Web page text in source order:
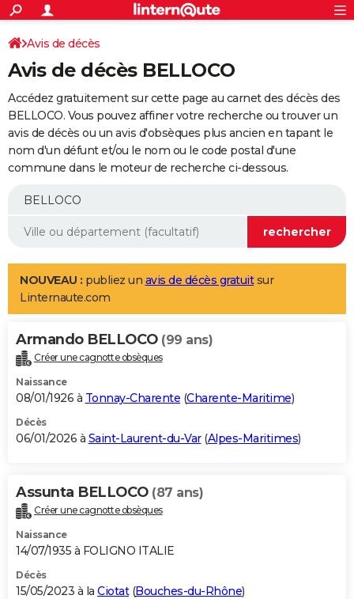
ACTUALITÉS
Politique
Société
Faits Divers
Education
Monde
Villes
+
SPORT
Coupe du monde 2026
Football
Tennis
Cyclisme
Rugby
Forum
Programme TV
TNT
Streaming
Cinéma
Sorties cinéma
Musique
+
FINANCE
Retraite
Epargne
Immobilier
Risques naturels par ville
Banque
Assurance
AUTO
Essais
Réserver un essai
Citadines
Berlines
SUV
Forum auto
+
Mobiles
Meilleur smartphone
Internet
Ordinateurs
Jeux vidéo
Guide high-tech
Aménagement intérieur
LIFESTYLE
Art de vivre
Bien-être
Loisirs
Mode
Modes de vie
Alimentation
Guide de la santé
Maladies
Médicaments
Sommeil
VOYAGE
Destinations
City break
Voyage nature
Voyage de noces
Forum
Climat
+PHOTO
GUIDES D'ACHAT
BONS PLANS
Carte de Noël
Carte Bonne année
Carte Saint-Valentin
Carte Pâques
Carte d'anniversaire
DICTIONNAIRE
Dictionnaire
Biographies
Citations
Expressions
Proverbes
PROGRAMME TV
S'inscrire
Se connecter
Lycées
Collèges
Primaires
Universités
Entreprises
Service militaire
Avis de recherche
Avis de décès
Avis de décès BELLOCO
Accédez gratuitement sur cette page au carnet des décès des
BELLOCO. Vous pouvez affiner votre recherche ou trouver un
avis de décès ou un avis d'obsèques plus ancien en tapant le
nom d'un défunt et/ou le nom ou le code postal d'une
commune dans le moteur de recherche ci-dessous.
NOUVEAU : publiez un avis de décès gratuitsur
Linternaute.com
Armando BELLOCO (99 ans)
Créer une cagnotte obsèques
Naissance
08/01/1926 à Tonnay-Charente (Charente-Maritime)
Décès
06/01/2026 à Saint-Laurent-du-Var(Alpes-Maritimes)
Assunta BELLOCO (87 ans)
Créer une cagnotte obsèques
Naissance
14/07/1935 à FOLIGNO ITALIE
Décès
15/05/2023 à la Ciotat(Bouches-du-Rhône)